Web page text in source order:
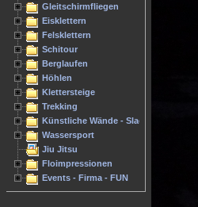
Gleitschirmfliegen
Eisklettern
Felsklettern
Schitour
Berglaufen
Höhlen
Klettersteige
Trekking
Künstliche Wände - Slacken
Wassersport
Jiu Jitsu
Floimpressionen
Events - Firma - FUN